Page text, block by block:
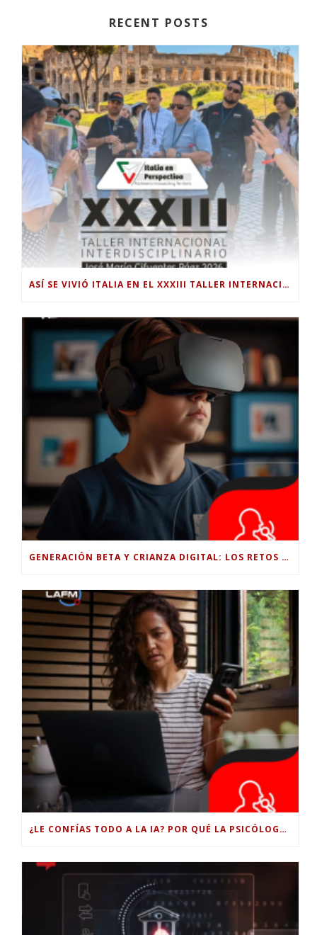
RECENT POSTS
ASÍ SE VIVIÓ ITALIA EN EL XXXIII TALLER INTERNACIONAL INTERDISCIPLINAR
GENERACIÓN BETA Y CRIANZA DIGITAL: LOS RETOS DE CRIAR HIJOS EN LA ERA DE LA INTELIGENCIA ARTIFICIAL
¿LE CONFÍAS TODO A LA IA? POR QUÉ LA PSICÓLOGA DICE QUE ESO PUEDE COSTARTE TUS PROPIAS HABILIDADES